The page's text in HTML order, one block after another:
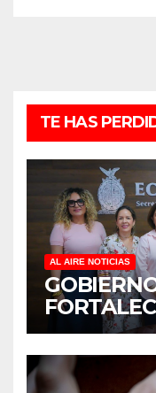
TE HAS
AL AIRE NOTICIAS
MUJERES
CULIACÁN